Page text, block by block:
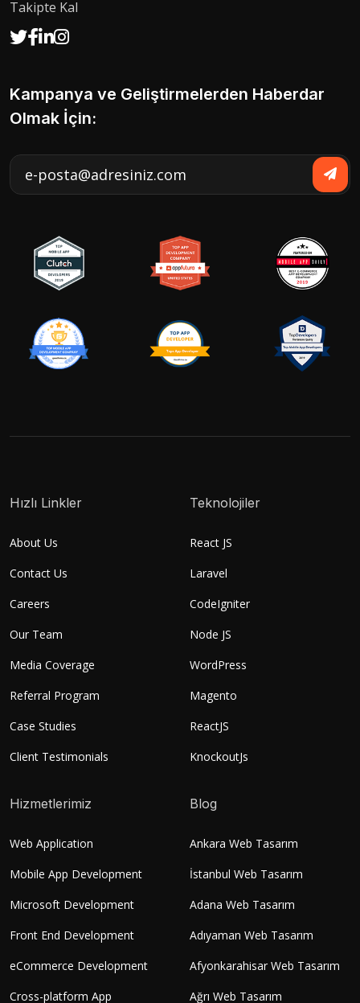
Takipte Kal
Kampanya ve Geliştirmelerden Haberdar
Olmak İçin:
Hızlı Linkler
About Us
Contact Us
Careers
Our Team
Media Coverage
Referral Program
Case Studies
Client Testimonials
Teknolojiler
React JS
Laravel
CodeIgniter
Node JS
WordPress
Magento
ReactJS
KnockoutJs
Hizmetlerimiz
Web Application
Mobile App Development
Microsoft Development
Front End Development
eCommerce Development
Cross-platform App
Blog
Ankara Web Tasarım
İstanbul Web Tasarım
Adana Web Tasarım
Adıyaman Web Tasarım
Afyonkarahisar Web Tasarım
Ağrı Web Tasarım